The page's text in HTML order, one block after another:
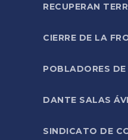
RECUPERAN
CIERRE DE LA
POBLADORES
DANTE SALAS
SINDICATO DE